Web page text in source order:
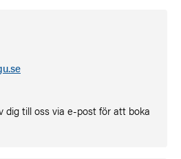
dig till oss via e-post för att boka